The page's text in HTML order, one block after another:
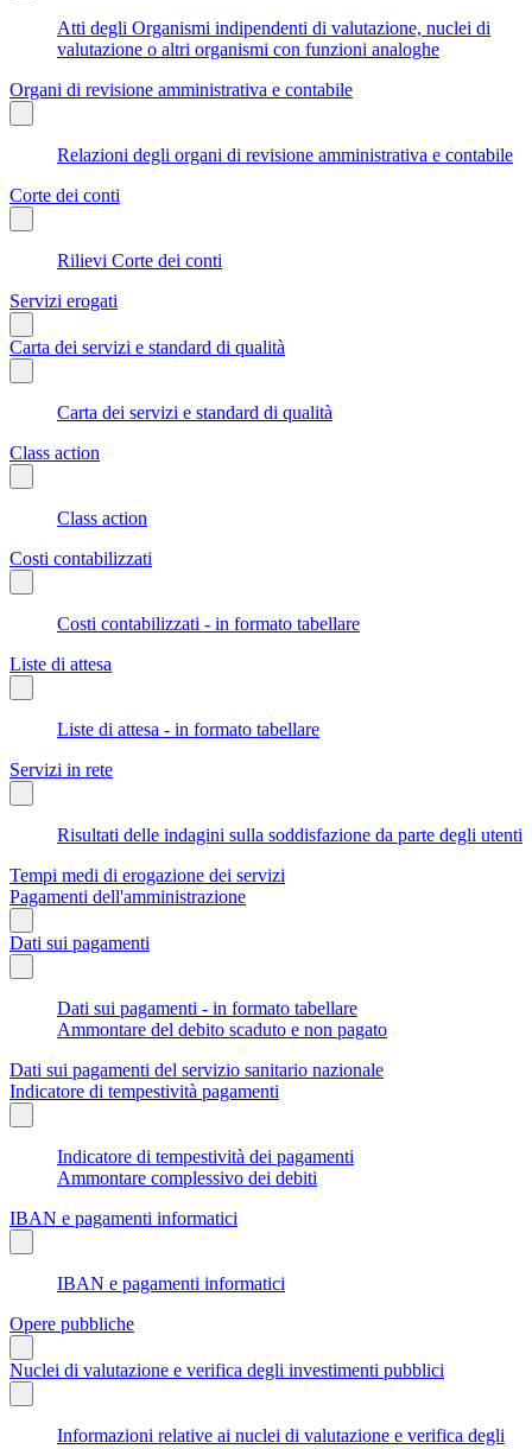
Atti degli Organismi indipendenti di valutazione, nuclei di
valutazione o altri organismi con funzioni analoghe
Organi di revisione amministrativa e contabile
Relazioni degli organi di revisione amministrativa e contabile
Corte dei conti
Rilievi Corte dei conti
Servizi erogati
Carta dei servizi e standard di qualità
Carta dei servizi e standard di qualità
Class action
Class action
Costi contabilizzati
Costi contabilizzati - in formato tabellare
Liste di attesa
Liste di attesa - in formato tabellare
Servizi in rete
Risultati delle indagini sulla soddisfazione da parte degli utenti
Tempi medi di erogazione dei servizi
Pagamenti dell'amministrazione
Dati sui pagamenti
Dati sui pagamenti - in formato tabellare
Ammontare del debito scaduto e non pagato
Dati sui pagamenti del servizio sanitario nazionale
Indicatore di tempestività pagamenti
Indicatore di tempestività dei pagamenti
Ammontare complessivo dei debiti
IBAN e pagamenti informatici
IBAN e pagamenti informatici
Opere pubbliche
Nuclei di valutazione e verifica degli investimenti pubblici
Informazioni relative ai nuclei di valutazione e verifica degli